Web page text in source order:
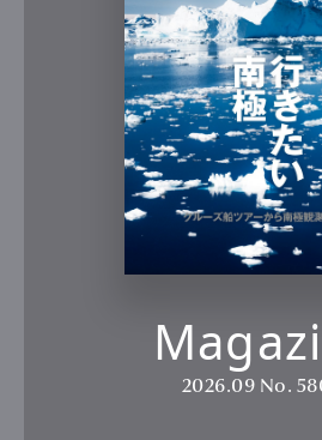
2026.09 No.